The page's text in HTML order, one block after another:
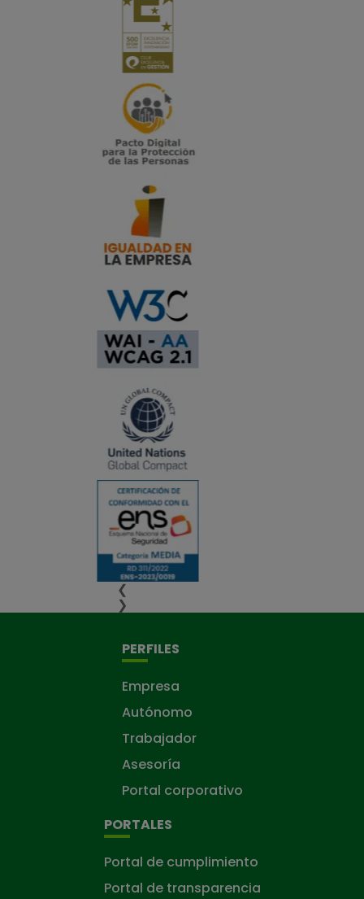
❮
❯
PERFILES
Empresa
Autónomo
Trabajador
Asesoría
Portal corporativo
PORTALES
Portal de cumplimiento
Portal de transparencia